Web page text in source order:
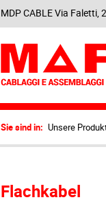
MDP CABLE Via Faletti,
Sie sind in: Unsere
Flachkabel